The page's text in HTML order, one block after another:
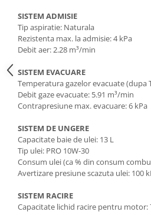
Masini de amestecat
Modelare si bricolaj
Capsatoare electrice
Lanterne acumulator
Placi compactoare
Maiuri compactoare
Cilindri vibrocompactori
Vibratoare beton
SISTEM ADMISIE
Tip aspiratie: Naturala
Rezistenta max. la admisie: 4 kPa
Debit aer: 2.28 m³/min
SISTEM EVACUARE
Temperatura gazelor evacuate (dupa
Debit gaze evacuate: 5.91 m³/min
Contrapresiune max. evacuare: 6 kPa
SISTEM DE UNGERE
Capacitate baie de ulei: 13 L
Tip ulei: PRO 10W-30
Consum ulei (ca % din consum
Avertizare presiune scazuta ulei: 100
SISTEM RACIRE
Capacitate lichid racire pentru motor: